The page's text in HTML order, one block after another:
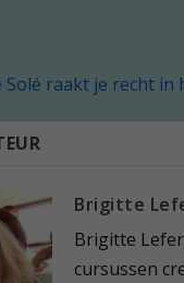
Solé raakt je recht
Brigitte
Brigitte
cursussen